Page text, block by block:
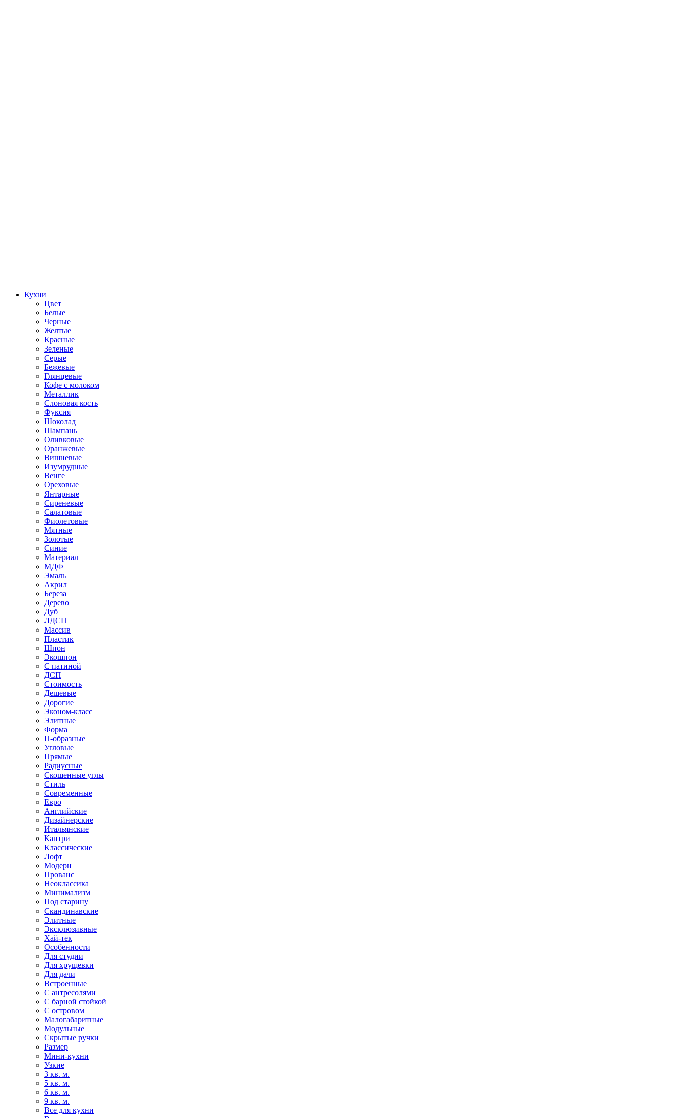
Кухни
Цвет
Белые
Черные
Желтые
Красные
Зеленые
Серые
Бежевые
Глянцевые
Кофе с молоком
Металлик
Слоновая кость
Фуксия
Шоколад
Шампань
Оливковые
Оранжевые
Вишневые
Изумрудные
Венге
Ореховые
Янтарные
Сиреневые
Салатовые
Фиолетовые
Мятные
Золотые
Синие
Материал
МДФ
Эмаль
Акрил
Береза
Дерево
Дуб
ЛДСП
Массив
Пластик
Шпон
Экошпон
С патиной
ДСП
Стоимость
Дешевые
Дорогие
Эконом-класс
Элитные
Форма
П-образные
Угловые
Прямые
Радиусные
Скошенные углы
Стиль
Современные
Евро
Английские
Дизайнерские
Итальянские
Кантри
Классические
Лофт
Модерн
Прованс
Неоклассика
Минимализм
Под старину
Скандинавские
Элитные
Эксклюзивные
Хай-тек
Особенности
Для студии
Для хрущевки
Для дачи
Встроенные
С антресолями
С барной стойкой
С островом
Малогабаритные
Модульные
Скрытые ручки
Размер
Мини-кухни
Узкие
3 кв. м.
5 кв. м.
6 кв. м.
9 кв. м.
Все для кухни